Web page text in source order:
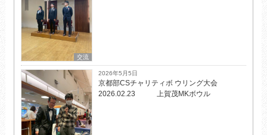
交流
2026年5月5日
京都部CSチャリティボ ウリング大会
2026.02.23 上賀茂MKボウル